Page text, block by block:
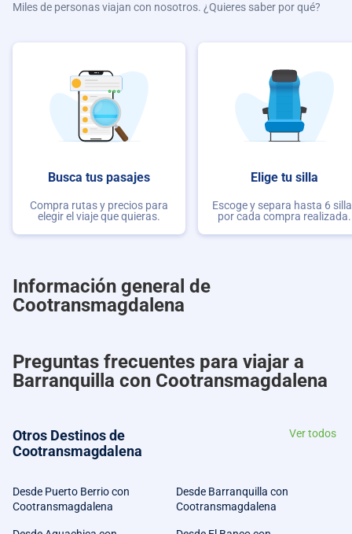
Miles de personas viajan con nosotros. ¿Quieres saber por qué?
Busca tus pasajes
Compra rutas y precios para
elegir el viaje que quieras.
Elige tu silla
Escoge y separa hasta 6
por cada compra realizada.
Información general de
Cootransmagdalena
Preguntas frecuentes para viajar a
Barranquilla con Cootransmagdalena
Otros Destinos de
Cootransmagdalena
Ver todos
Desde Puerto Berrio con
Cootransmagdalena
Desde Barranquilla con
Cootransmagdalena